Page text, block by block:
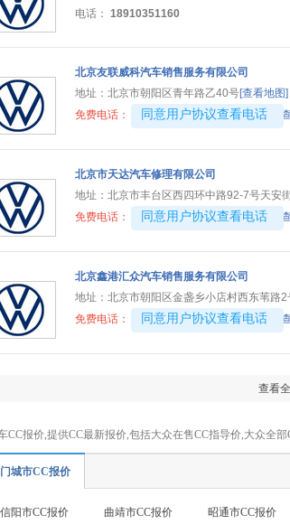
电话： 18910351160
北京友联威科汽车销售服务有限公司
地址： 北京市朝阳区青年路乙40号[查看地图]
免费电话：
4008194313-1093
同意用户协议查看电话
北京市天达汽车修理有限公司
地址： 北京市丰台区西四环中路92-7号天安
免费电话：
4008192707-8905
同意用户协议查看电话
北京鑫港汇众汽车销售服务有限公司
地址： 北京市朝阳区金盏乡小店村西东苇路2
免费电话：
4008194313-2096
同意用户协议查看电话
查看
CC报价,提供CC最新报价,包括大众在售CC指导价,大众全
城市CC报价
信阳市CC报价 曲靖市CC报价 昭通市CC报价